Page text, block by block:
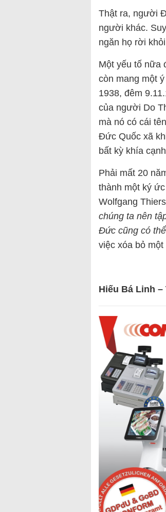
Thật ra, người
người khác.
ngăn họ rời
Một yếu tố nữa
còn mang một
1938, đêm
của người Do
mà nó có cái
Đức Quốc xã
bất kỳ khía
Phải mất 20
thành một ký
Wolfgang
chúng ta nên
Đức cũng có
việc xóa bỏ
Hiếu Bá Linh